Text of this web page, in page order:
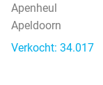
Apenheul
Apeldoorn
Verkocht: 34.017